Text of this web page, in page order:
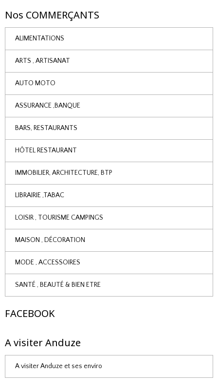
Nos COMMERÇANTS
ALIMENTATIONS
ARTS , ARTISANAT
AUTO MOTO
ASSURANCE ,BANQUE
BARS, RESTAURANTS
HÔTEL RESTAURANT
IMMOBILIER, ARCHITECTURE, BTP
LIBRAIRIE ,TABAC
LOISIR , TOURISME CAMPINGS
MAISON , DÉCORATION
MODE , ACCESSOIRES
SANTÉ , BEAUTÉ & BIEN ETRE
FACEBOOK
A visiter Anduze
A visiter Anduze et ses enviro